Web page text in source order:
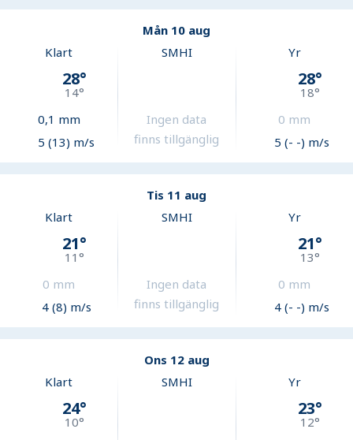
Mån 10 aug
Klart
28°
14°
0,1 mm
5 (13) m/s
SMHI
Ingen data
finns tillgänglig
Yr
28°
18°
0 mm
5 (- -) m/s
Tis 11 aug
Klart
21°
11°
0 mm
4 (8) m/s
SMHI
Ingen data
finns tillgänglig
Yr
21°
13°
0 mm
4 (- -) m/s
Ons 12 aug
Klart
24°
10°
SMHI Yr
23°
12°